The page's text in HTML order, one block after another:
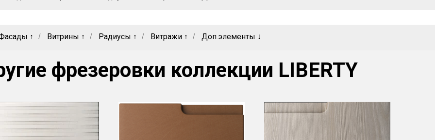
↑ / Витрины ↑ / Радиусы ↑ / Витражи ↑ / Доп.элементы ↓
фрезеровки коллекции LIBERTY